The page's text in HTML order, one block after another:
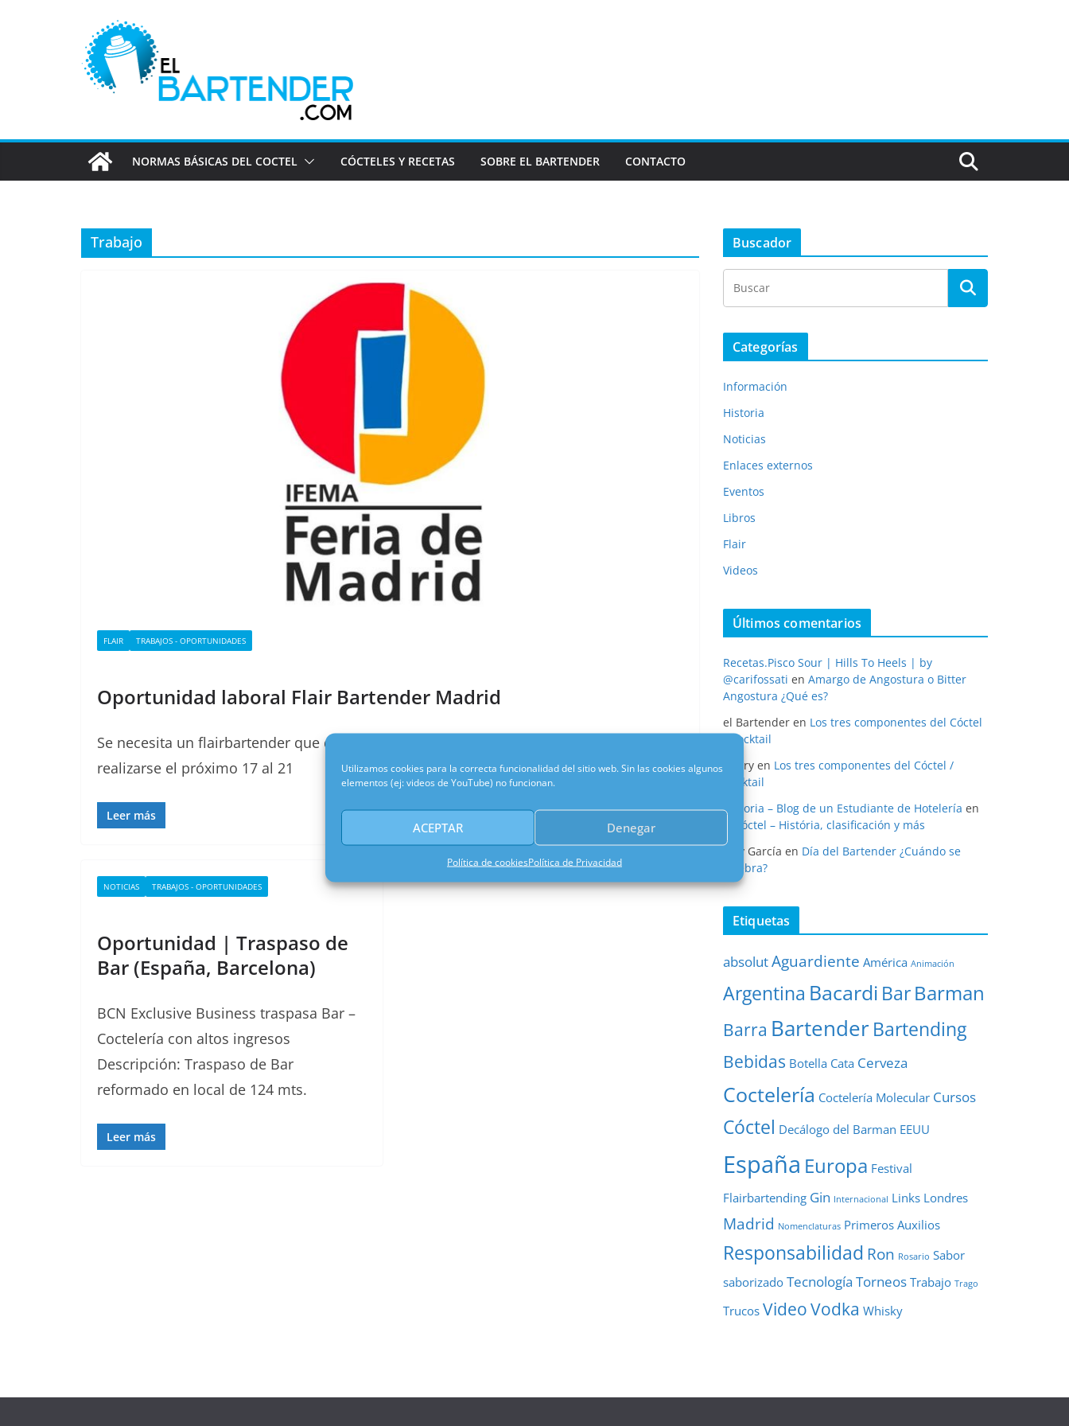
Utilizamos cookies para la correcta funcionalidad del sitio web. Sin las cookies algunos
elementos (ej: videos de YouTube) no funcionan.
ACEPTAR Denegar
Política de cookiesPolítica de Privacidad
NORMAS BÁSICAS DEL COCTEL CÓCTELES Y RECETAS SOBRE EL BARTENDER CONTACTO
Trabajo
FLAIR TRABAJOS - OPORTUNIDADES
Oportunidad laboral Flair Bartender Madrid
Se necesita un flairbartender que quiera participar en feria de turismo FITUR 2018 a
realizarse el próximo 17 al 21
Leer más
NOTICIAS TRABAJOS - OPORTUNIDADES
Oportunidad | Traspaso de
Bar (España, Barcelona)
BCN Exclusive Business traspasa Bar –
Coctelería con altos ingresos
Descripción: Traspaso de Bar
reformado en local de 124 mts.
Leer más
Buscador
Categorías
Información
Historia
Noticias
Enlaces externos
Eventos
Libros
Flair
Videos
Últimos comentarios
Recetas.Pisco Sour | Hills To Heels | by
@carifossati en Amargo de Angostura o Bitter
Angostura ¿Qué es?
el Bartender en Los tres componentes del Cóctel
/ Cocktail
henry en Los tres componentes del Cóctel /
Cocktail
Historia – Blog de un Estudiante de Hotelería en
El cóctel – História, clasificación y más
Eloy García en Día del Bartender ¿Cuándo se
celebra?
Etiquetas
absolutAguardiente América Animación
Argentina Bacardi BarBarman
Barra BartenderBartending
Bebidas Botella Cata Cerveza
Coctelería Coctelería Molecular Cursos
Cóctel Decálogo del Barman EEUU
España Europa Festival
Flairbartending Gin Internacional Links Londres
Madrid Nomenclaturas Primeros Auxilios
Responsabilidad Ron Rosario Sabor
saborizado Tecnología Torneos Trabajo Trago
Trucos VideoVodka Whisky